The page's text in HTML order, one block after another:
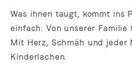
Was ihnen taugt, kommt ins
einfach. Von unserer Familie
Mit Herz, Schmäh und jeder
Kinderlachen.